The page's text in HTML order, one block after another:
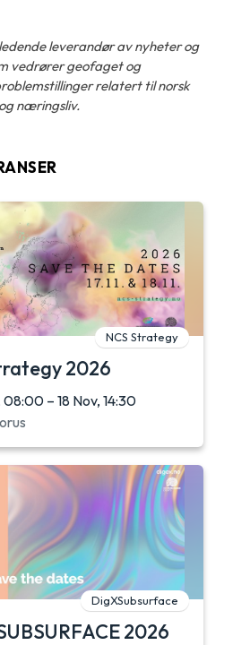
leverandør av nyheter og
vedrører geofaget og
relatert til norsk
næringsliv.
NCS Strategy
2026
08:00 – 18 Nov, 14:30
DigXSubsurface
2026